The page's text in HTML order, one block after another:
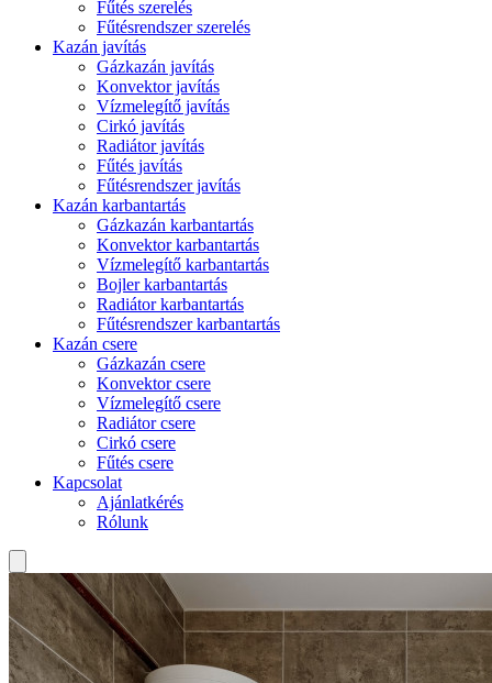
Fűtés szerelés
Fűtésrendszer szerelés
Kazán javítás
Gázkazán javítás
Konvektor javítás
Vízmelegítő javítás
Cirkó javítás
Radiátor javítás
Fűtés javítás
Fűtésrendszer javítás
Kazán karbantartás
Gázkazán karbantartás
Konvektor karbantartás
Vízmelegítő karbantartás
Bojler karbantartás
Radiátor karbantartás
Fűtésrendszer karbantartás
Kazán csere
Gázkazán csere
Konvektor csere
Vízmelegítő csere
Radiátor csere
Cirkó csere
Fűtés csere
Kapcsolat
Ajánlatkérés
Rólunk